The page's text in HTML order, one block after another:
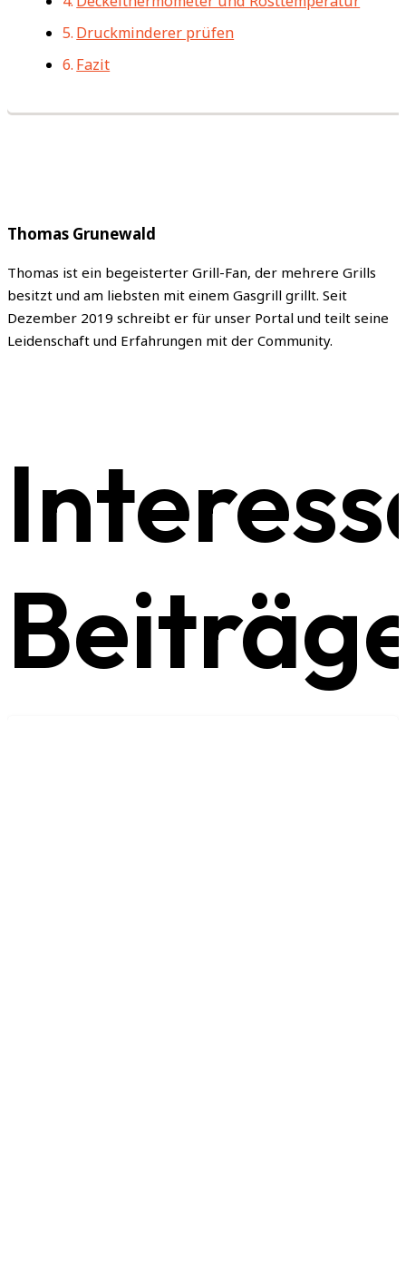
Druckminderer prüfen
Fazit
Thomas Grunewald
Thomas ist ein begeisterter Grill-Fan, der mehrere Grills
besitzt und am liebsten mit einem Gasgrill grillt. Seit
Dezember 2019 schreibt er für unser Portal und teilt seine
Leidenschaft und Erfahrungen mit der Community.